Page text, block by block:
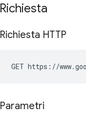
Richiesta
Richiesta HTTP
GET https://
Parametri